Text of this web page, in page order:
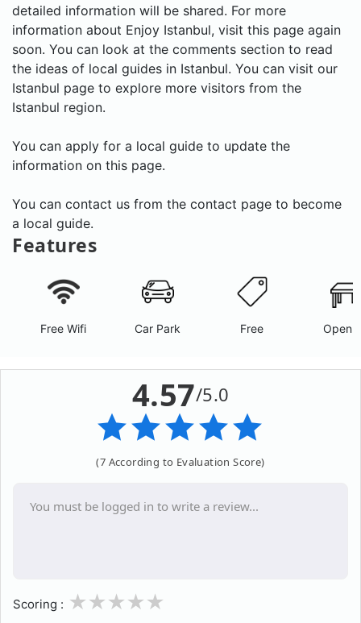
detailed information will be shared. For more
information about Enjoy Istanbul, visit this page again
soon. You can look at the comments section to read
the ideas of local guides in Istanbul. You can visit our
Istanbul page to explore more visitors from the
Istanbul region.
You can apply for a local guide to update the
information on this page.
You can contact us from the contact page to become
a local guide.
Features
Free Wifi Car Park Free Open
4.57/5.0
(7 According to Evaluation Score)
Scoring : 3
2
1